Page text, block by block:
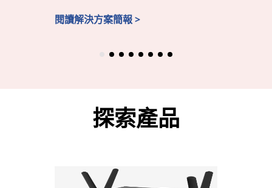
閱讀解決方案簡報 >
探索產品